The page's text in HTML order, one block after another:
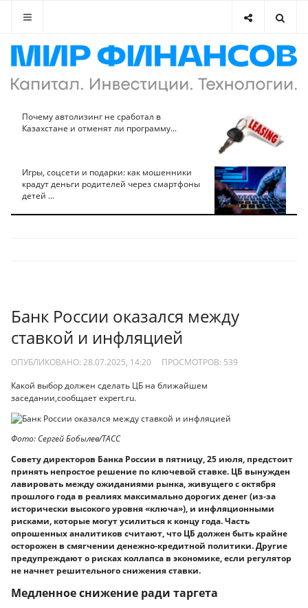
Почему автолизинг не сработал в
Казахстане и отменят ли программу...
Игры, соцсети и подарки: как мошенники
крадут деньги родителей через смартфоны
детей ...
Банк России оказался между
ставкой и инфляцией
ОПУБЛИКОВАНО: 28.07.2025, 14:20 ПРОСМОТРОВ: 539
Какой выбор должен сделать ЦБ на ближайшем
заседании,сообщает expert.ru.
Фото: Сергей Бобылев/ТАСС
Совету директоров Банка России в пятницу, 25 июля, предстоит
принять непростое решение по ключевой ставке. ЦБ вынужден
лавировать между ожиданиями рынка, живущего с октября
прошлого года в реалиях максимально дорогих денег (из-за
исторически высокого уровня «ключа»), и инфляционными
рисками, которые могут усилиться к концу года. Часть
опрошенных аналитиков считают, что ЦБ должен быть крайне
осторожен в смягчении денежно-кредитной политики. Другие
предупреждают о рисках коллапса в экономике, если регулятор
не начнет решительного снижения ставки.
Медленное снижение ради таргета